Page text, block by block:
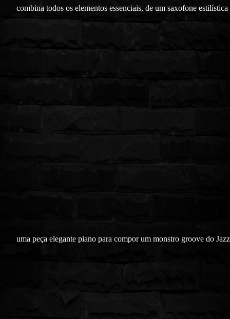
combina todos os elementos essenciais, de um saxofone estilística
uma peça elegante piano para compor um monstro groove do